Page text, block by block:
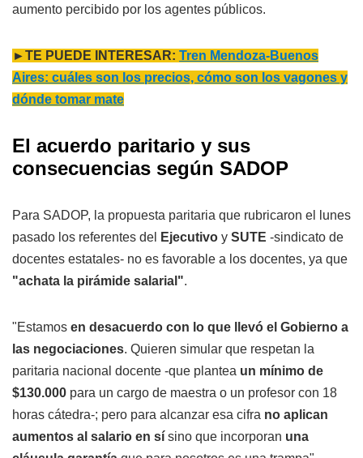
aumento percibido por los agentes públicos.
►TE PUEDE INTERESAR: Tren Mendoza-Buenos
Aires: cuáles son los precios, cómo son los vagones y
dónde tomar mate
El acuerdo paritario y sus
consecuencias según SADOP
Para SADOP, la propuesta paritaria que rubricaron el lunes
pasado los referentes del
Ejecutivo y SUTE -sindicato de
docentes estatales- no es favorable a los docentes, ya que
"achata la pirámide salarial".
"Estamos en desacuerdo con lo que llevó el Gobierno a
las negociaciones. Quieren simular que respetan la
paritaria nacional docente -que plantea un mínimo de
$130.000 para un cargo de maestra o un profesor con 18
horas cátedra-; pero para alcanzar esa cifra no aplican
aumentos al salario en sí sino que incorporan una